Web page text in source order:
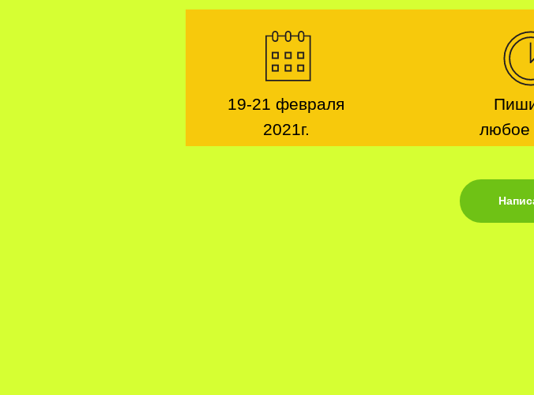
19-21 февраля
2021г.
любое